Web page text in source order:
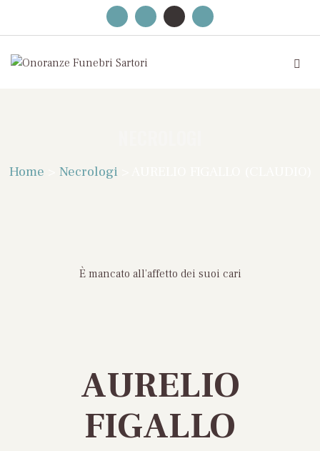
Home Necrologi>
È mancato all’affetto dei suoi cari
AURELIO
FIGALLO